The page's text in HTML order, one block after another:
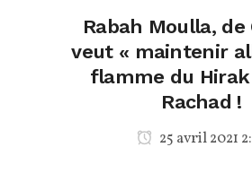
Rabah Moulla, de
veut « maintenir
flamme du Hirak
Rachad !
25 avril 2021